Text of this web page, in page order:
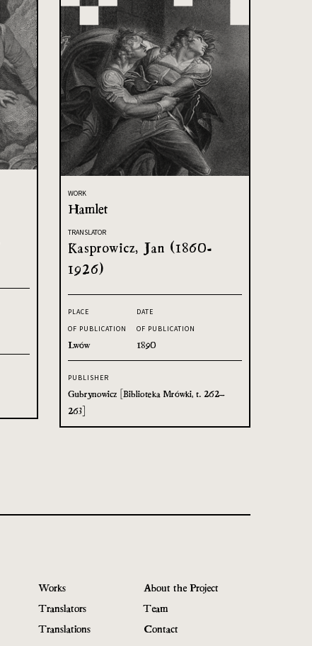
WORK
Hamlet
TRANSLATOR
Kasprowicz, Jan (1860-
1926)
PLACE
OF PUBLICATION
Lwów
DATE
OF PUBLICATION
1890
PUBLISHER
Gubrynowicz [Biblioteka Mrówki, t. 262–
263]
Works
Translators
Translations
About the Project
Team
Contact